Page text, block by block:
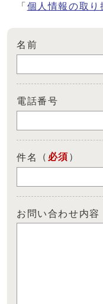
「 個人情報の取り
名前
電話番号
件名 （ 必須 ）
お問い合わせ内容